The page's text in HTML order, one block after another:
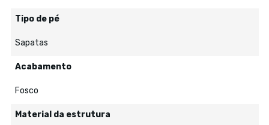
Tipo de pé
Sapatas
Acabamento
Fosco
Material da estrutura